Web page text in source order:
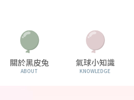
關於黑皮兔
ABOUT
氣球小知識
KNOWLEDGE